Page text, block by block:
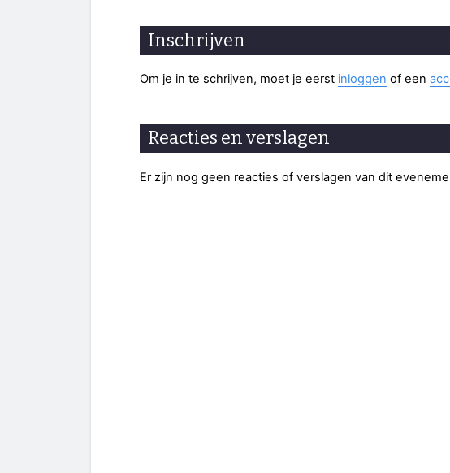
Inschrijven
Om je in te schrijven, moet je eerst inloggen of een
Reacties en verslagen
Er zijn nog geen reacties of verslagen van dit